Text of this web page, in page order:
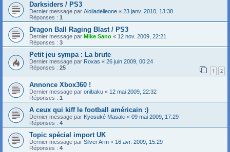
Darksiders / PS3
Dernier message par Aioliadelleone « 23 janv. 2010, 13:38
Réponses : 1
Dragon Ball Raging Blast / PS3
Dernier message par Mike Sano « 12 nov. 2009, 22:21
Réponses : 3
Petit jeu sympa : La brute
Dernier message par Roxas « 26 juin 2009, 00:24
Réponses : 25 1 2
Annonce Xbox360 !
Dernier message par onibaku « 12 mai 2009, 22:32
Réponses : 1
A ceux qui kiff le football américain :)
Dernier message par Kyosuké Masaki « 09 mai 2009, 17:29
Réponses : 4
Topic spécial import UK
Dernier message par Silver Arm « 16 avr. 2009, 15:29
Réponses : 4